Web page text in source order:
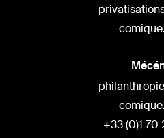
+33 (0)1 70